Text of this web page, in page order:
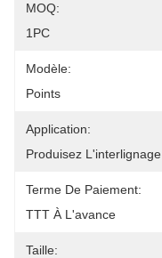
MOQ:
1PC
Modèle:
Points
Application:
Produisez L'interlignage
Terme De Paiement:
TTT À L'avance
Taille: